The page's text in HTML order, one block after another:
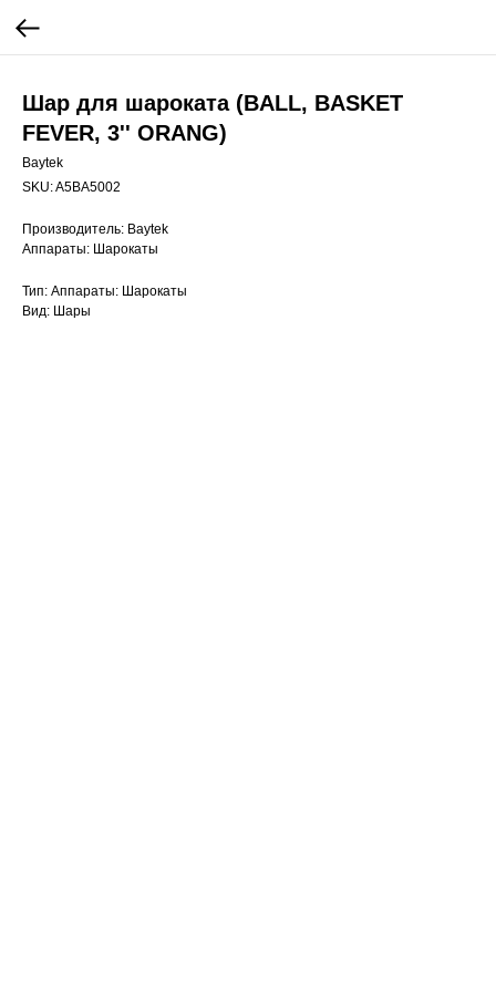
Шар для шароката (BALL, BASKET
FEVER, 3'' ORANG)
Baytek
SKU:A5BA5002
Производитель: Baytek
Аппараты: Шарокаты
Тип: Аппараты: Шарокаты
Вид: Шары